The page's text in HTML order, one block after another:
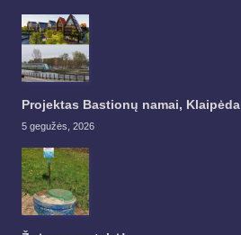
Projektas Bastionų namai, Klaipėda
5 gegužės, 2026